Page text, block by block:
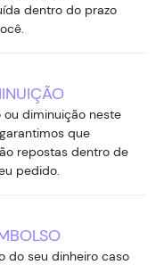
dentro do prazo
ou diminuição neste
que
repostas dentro de
pedido.
do seu dinheiro caso